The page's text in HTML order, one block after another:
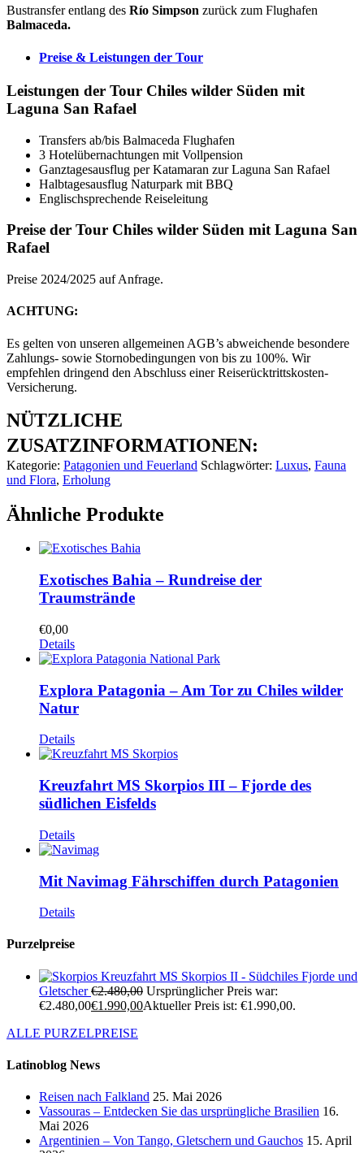
Bustransfer entlang des Río Simpson zurück zum Flughafen
Balmaceda.
Preise & Leistungen der Tour
Leistungen der Tour Chiles wilder Süden mit
Laguna San Rafael
Transfers ab/bis Balmaceda Flughafen
3 Hotelübernachtungen mit Vollpension
Ganztagesausflug per Katamaran zur Laguna San Rafael
Halbtagesausflug Naturpark mit BBQ
Englischsprechende Reiseleitung
Preise der Tour Chiles wilder Süden mit Laguna San
Rafael
Preise 2024/2025 auf Anfrage.
ACHTUNG:
Es gelten von unseren allgemeinen AGB’s abweichende besondere
Zahlungs- sowie Stornobedingungen von bis zu 100%. Wir
empfehlen dringend den Abschluss einer Reiserücktrittskosten-
Versicherung.
NÜTZLICHE
ZUSATZINFORMATIONEN:
Kategorie: Patagonien und Feuerland Schlagwörter: Luxus, Fauna
und Flora, Erholung
Ähnliche Produkte
Exotisches Bahia – Rundreise der
Traumstrände
€0,00
Details
Explora Patagonia – Am Tor zu Chiles wilder
Natur
Details
Kreuzfahrt MS Skorpios III – Fjorde des
südlichen Eisfelds
Details
Mit Navimag Fährschiffen durch Patagonien
Details
Purzelpreise
Kreuzfahrt MS Skorpios II - Südchiles Fjorde und
Gletscher €2.480,00 Ursprünglicher Preis war:
€2.480,00€1.990,00Aktueller Preis ist: €1.990,00.
ALLE PURZELPREISE
Latinoblog News
Reisen nach Falkland 25. Mai 2026
Vassouras – Entdecken Sie das ursprüngliche Brasilien 16.
Mai 2026
Argentinien – Von Tango, Gletschern und Gauchos 15. April